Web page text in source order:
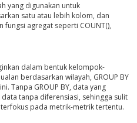
yang digunakan untuk
satu atau lebih kolom, dan
fungsi agregat seperti COUNT(),
dalam bentuk kelompok-
berdasarkan wilayah, GROUP BY
Tanpa GROUP BY, data yang
tanpa diferensiasi, sehingga sulit
pada metrik-metrik tertentu.